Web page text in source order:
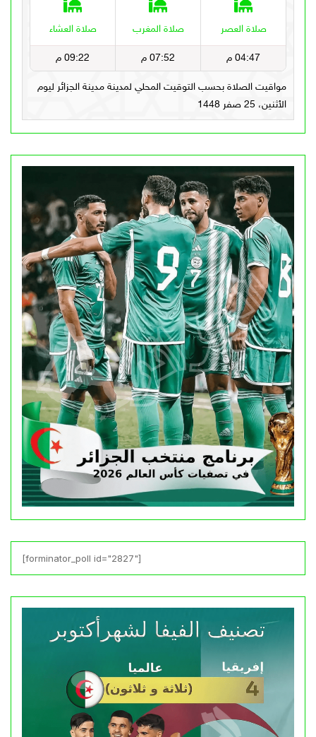
[forminator_poll id="2827"]